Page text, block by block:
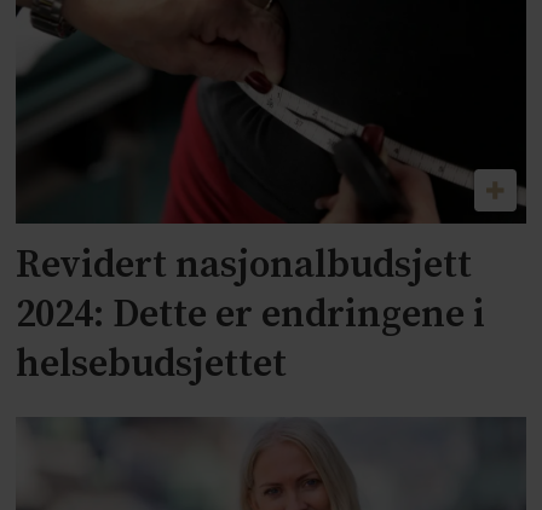
Revidert nasjonalbudsjett
2024: Dette er endringene i
helsebudsjettet